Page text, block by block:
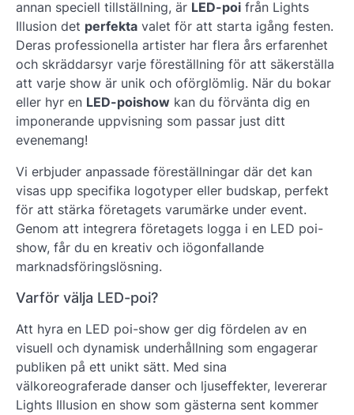
annan speciell tillställning, är LED-poi från Lights
Illusion det perfekta valet för att starta igång festen.
Deras professionella artister har flera års erfarenhet
och skräddarsyr varje föreställning för att säkerställa
att varje show är unik och oförglömlig. När du bokar
eller hyr en LED-poishow kan du förvänta dig en
imponerande uppvisning som passar just ditt
evenemang!
Vi erbjuder anpassade föreställningar där det kan
visas upp specifika logotyper eller budskap, perfekt
för att stärka företagets varumärke under event.
Genom att integrera företagets logga i en LED poi-
show, får du en kreativ och iögonfallande
marknadsföringslösning.
Varför välja LED-poi?
Att hyra en LED poi-show ger dig fördelen av en
visuell och dynamisk underhållning som engagerar
publiken på ett unikt sätt. Med sina
välkoreograferade danser och ljuseffekter, levererar
Lights Illusion en show som gästerna sent kommer